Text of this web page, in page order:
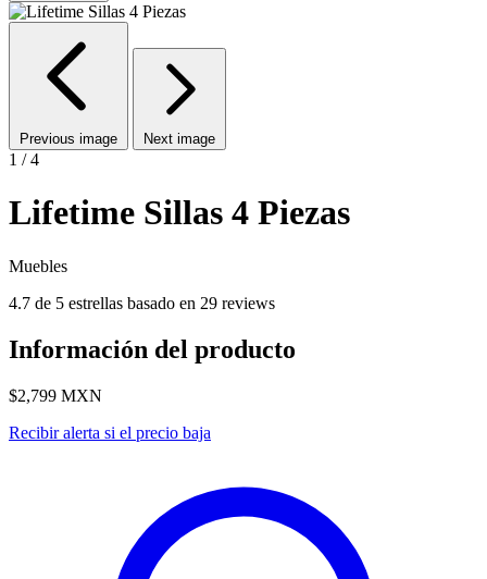
Previous image Next image
1 / 4
Lifetime Sillas 4 Piezas
Muebles
4.7 de 5 estrellas basado en 29 reviews
Información del producto
$2,799 MXN
Recibir alerta si el precio baja